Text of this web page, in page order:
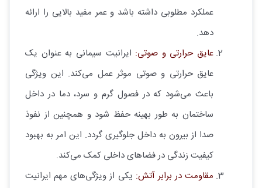
عملکرد مطلوبی داشته باشد و عمر مفید بالایی را ارائه
دهد.
عایق حرارتی و صوتی: ایرانیت سیمانی به عنوان یک
عایق حرارتی و صوتی موثر عمل می‌کند. این ویژگی
باعث می‌شود که در فصول گرم و سرد، دما در داخل
ساختمان به طور بهینه حفظ شود و همچنین از نفوذ
صدا از بیرون به داخل جلوگیری گردد. این امر به بهبود
کیفیت زندگی در فضاهای داخلی کمک می‌کند.
مقاومت در برابر آتش: یکی از ویژگی‌های مهم ایرانیت